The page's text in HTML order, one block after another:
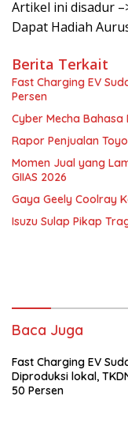
Artikel ini disadur
Dapat Hadiah
Berita Terkait
Fast Charging EV
Persen
Cyber Mecha Bahasa
Rapor Penjualan
Momen Jual yang
GIIAS 2026
Gaya Geely Coolray
Isuzu Sulap Pikap
Baca Juga
Fast Charging EV
Diproduksi lokal,
50 Persen